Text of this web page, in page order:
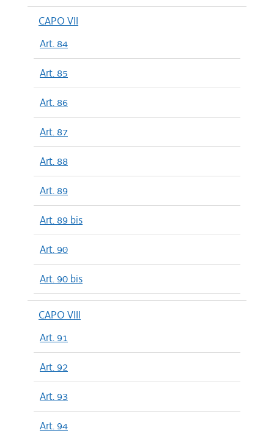
CAPO VII
Art. 84
Art. 85
Art. 86
Art. 87
Art. 88
Art. 89
Art. 89 bis
Art. 90
Art. 90 bis
CAPO VIII
Art. 91
Art. 92
Art. 93
Art. 94